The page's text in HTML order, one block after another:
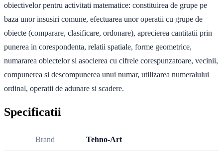
obiectivelor pentru activitati matematice: constituirea de grupe pe
baza unor insusiri comune, efectuarea unor operatii cu grupe de
obiecte (comparare, clasificare, ordonare), aprecierea cantitatii prin
punerea in corespondenta, relatii spatiale, forme geometrice,
numararea obiectelor si asocierea cu cifrele corespunzatoare, vecinii,
compunerea si descompunerea unui numar, utilizarea numeralului
ordinal, operatii de adunare si scadere.
Specificatii
Brand Tehno-Art